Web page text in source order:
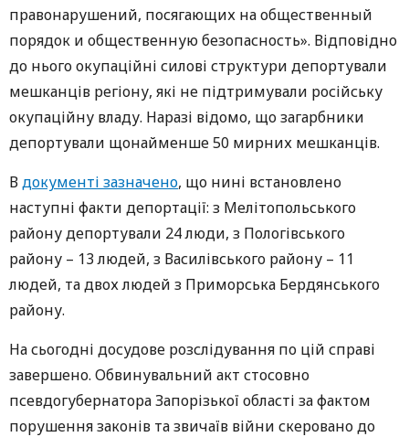
правонарушений, посягающих на общественный
порядок и общественную безопасность». Відповідно
до нього окупаційні силові структури депортували
мешканців регіону, які не підтримували російську
окупаційну владу. Наразі відомо, що загарбники
депортували щонайменше 50 мирних мешканців.
Вдокументі зазначено, що нині встановлено
наступні факти депортації: з Мелітопольського
району депортували 24 люди, з Пологівського
району – 13 людей, з Василівського району – 11
людей, та двох людей з Приморська Бердянського
району.
На сьогодні досудове розслідування по цій справі
завершено. Обвинувальний акт стосовно
псевдогубернатора Запорізької області за фактом
порушення законів та звичаїв війни скеровано до